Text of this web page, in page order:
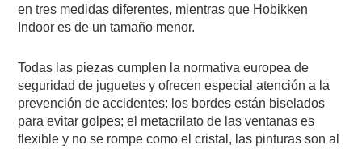
en tres medidas diferentes, mientras que Hobikken
Indoor es de un tamaño menor.
Todas las piezas cumplen la normativa europea de
seguridad de juguetes y ofrecen especial atención a la
prevención de accidentes: los bordes están biselados
para evitar golpes; el metacrilato de las ventanas es
flexible y no se rompe como el cristal, las pinturas son al